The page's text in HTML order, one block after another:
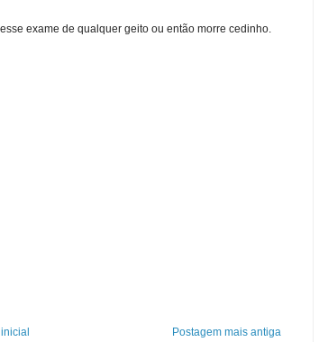
exame de qualquer geito ou então morre cedinho.
Postagem mais antiga